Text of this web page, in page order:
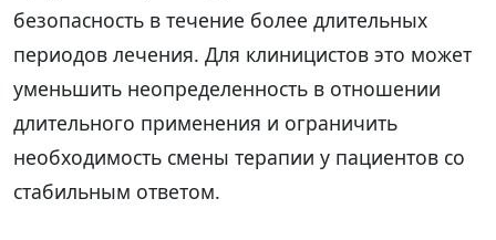
безопасность в течение более длительных
периодов лечения. Для клиницистов это может
уменьшить неопределенность в отношении
длительного применения и ограничить
необходимость смены терапии у пациентов со
стабильным ответом.